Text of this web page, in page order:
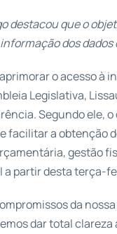
destacou que o
dos dados
o acesso à
Legislativa,
Segundo ele,
facilitar a obtenção
gestão
a partir desta terça-
da
dar total clareza